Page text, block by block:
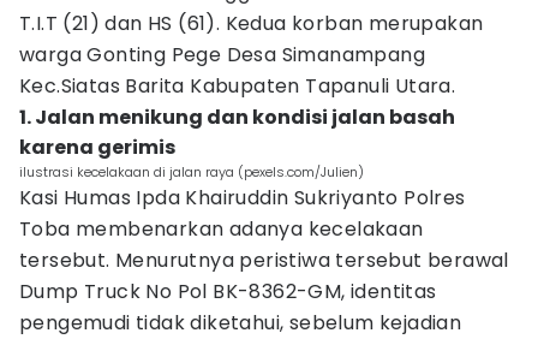
T.I.T (21) dan HS (61). Kedua korban merupakan
warga Gonting Pege Desa Simanampang
Kec.Siatas Barita Kabupaten Tapanuli Utara.
1. Jalan menikung dan kondisi jalan basah
karena gerimis
ilustrasi kecelakaan di jalan raya (pexels.com/Julien)
Kasi Humas Ipda Khairuddin Sukriyanto Polres
Toba membenarkan adanya kecelakaan
tersebut. Menurutnya peristiwa tersebut berawal
Dump Truck No Pol BK-8362-GM, identitas
pengemudi tidak diketahui, sebelum kejadian